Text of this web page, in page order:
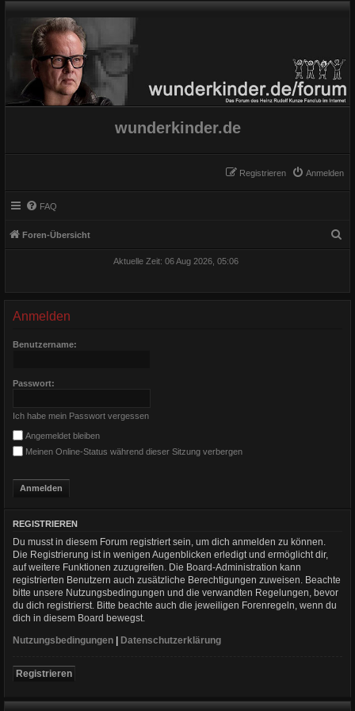
wunderkinder.de
Anmelden
Registrieren
FAQ
Foren-Übersicht
Aktuelle Zeit: 06 Aug 2026, 05:06
Anmelden
Benutzername:
Passwort:
Ich habe mein Passwort vergessen
Angemeldet bleiben
Meinen Online-Status während dieser Sitzung verbergen
REGISTRIEREN
Du musst in diesem Forum registriert sein, um dich anmelden zu können.
Die Registrierung ist in wenigen Augenblicken erledigt und ermöglicht dir,
auf weitere Funktionen zuzugreifen. Die Board-Administration kann
registrierten Benutzern auch zusätzliche Berechtigungen zuweisen. Beachte
bitte unsere Nutzungsbedingungen und die verwandten Regelungen, bevor
du dich registrierst. Bitte beachte auch die jeweiligen Forenregeln, wenn du
dich in diesem Board bewegst.
Nutzungsbedingungen
Datenschutzerklärung
Registrieren